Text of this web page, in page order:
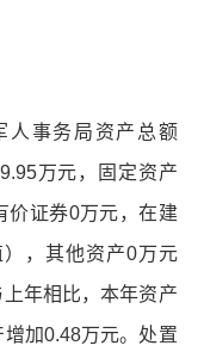
人事务局资产总额
万元，固定资产
价证券0万元，在建
，其他资产0万元
上年相比，本年资产
加0.48万元。处置